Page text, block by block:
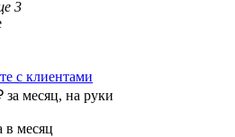
3
с клиентами
за месяц, на руки
в месяц